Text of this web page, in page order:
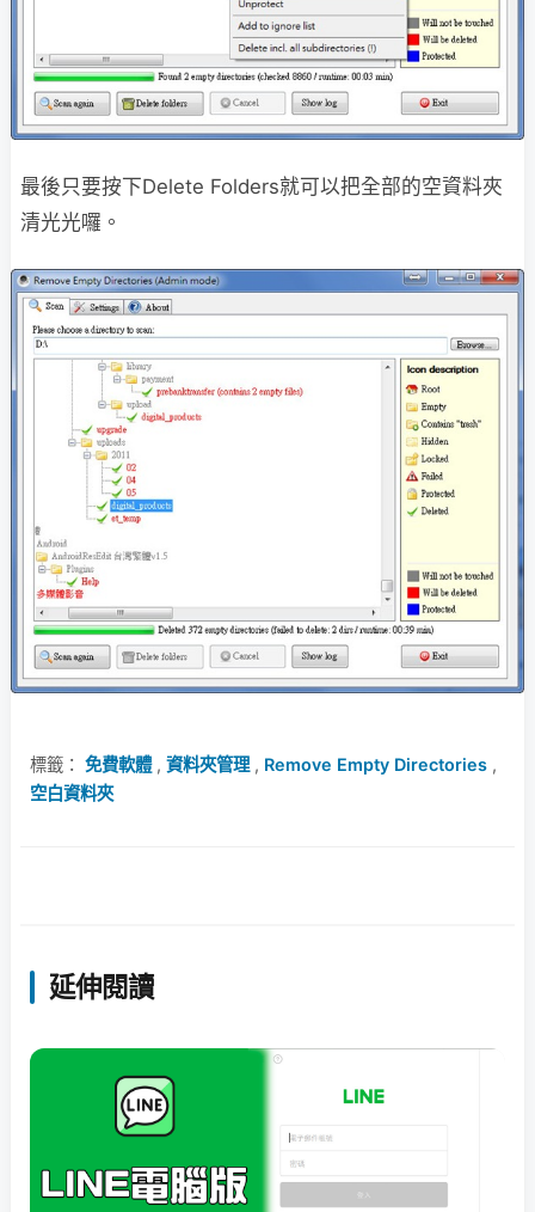
最後只要按下Delete Folders就可以把全部的空資料夾
清光光囉。
標籤： 免費軟體, 資料夾管理 , Remove Empty Directories ,
空白資料夾
延伸閱讀